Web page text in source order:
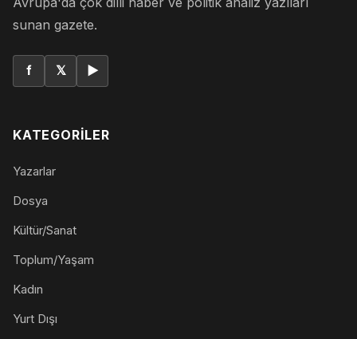
sunan gazete.
f 𝕏 ▶
KATEGORILER
Yazarlar
Dosya
Kültür/Sanat
Toplum/Yaşam
Kadın
Yurt Dışı